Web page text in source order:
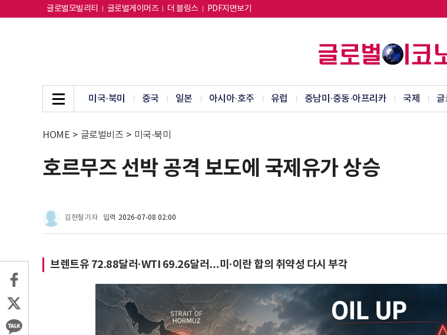
글로벌모빌리티 글로벌게이머즈 더 블링스 PDF지면보기
미국·북미 중국 일본 아시아·호주 유럽 중남미·중동·아프리카 국제
HOME > 글로벌비즈 > 미국·북미
호르무즈 선박 공격 보도에 국제유가 상승
김현철 기자 입력 2026-07-08 02:00
브렌트유 72.88달러·WTI 69.26달러…미·이란 합의 취약성 다시 부각